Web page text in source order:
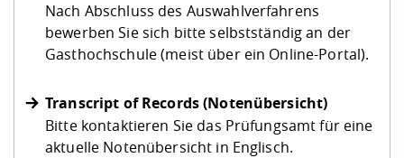
Nach Abschluss des Auswahlverfahrens
bewerben Sie sich bitte selbstständig an der
Gasthochschule (meist über ein Online-Portal).
Transcript of Records (Notenübersicht)
Bitte kontaktieren Sie das Prüfungsamt für eine
aktuelle Notenübersicht in Englisch.